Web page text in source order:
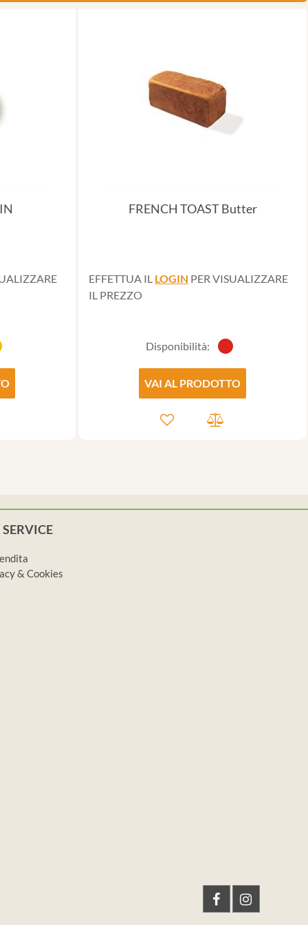
FRENCH TOAST Butter
EFFETTUA IL LOGIN PER VISUALIZZARE
IL PREZZO
Disponibilità:
VAI AL PRODOTTO
& Cookies